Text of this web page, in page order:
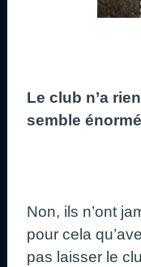
Le club n’a
semble
Non, ils n’ont
pour cela
pas laisser le